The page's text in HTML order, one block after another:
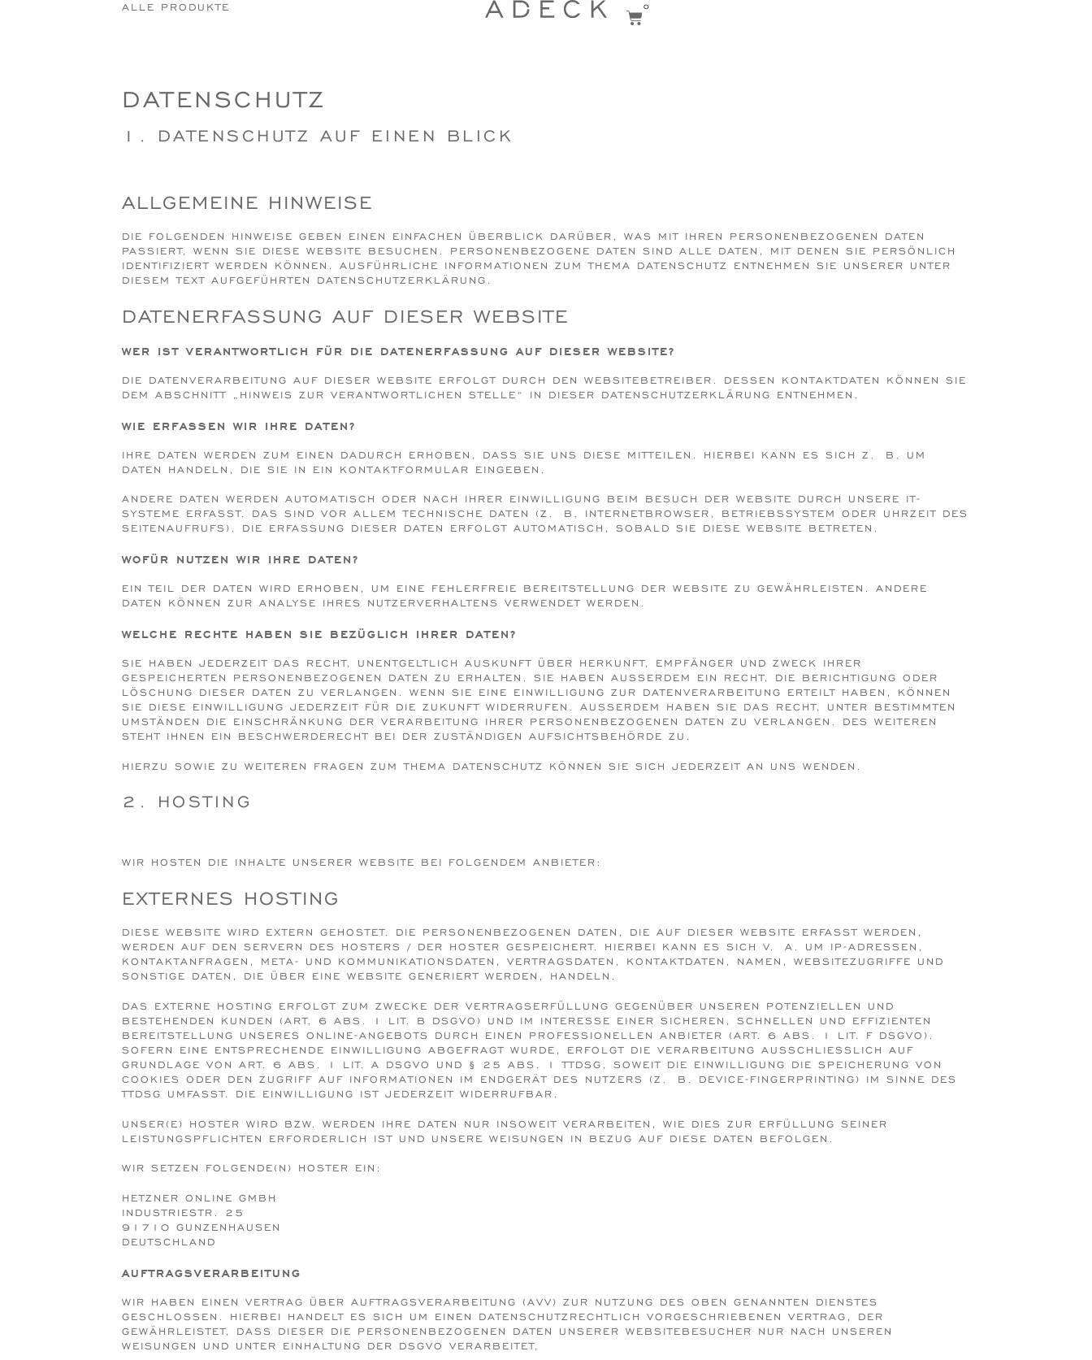
ALLE PRODUKTE 0
DATENSCHUTZ
1. DATENSCHUTZ AUF EINEN BLICK
ALLGEMEINE HINWEISE
DIE FOLGENDEN HINWEISE GEBEN EINEN EINFACHEN ÜBERBLICK DARÜBER, WAS MIT IHREN PERSONENBEZOGENEN DATEN
PASSIERT, WENN SIE DIESE WEBSITE BESUCHEN. PERSONENBEZOGENE DATEN SIND ALLE DATEN, MIT DENEN SIE PERSÖNLICH
IDENTIFIZIERT WERDEN KÖNNEN. AUSFÜHRLICHE INFORMATIONEN ZUM THEMA DATENSCHUTZ ENTNEHMEN SIE UNSERER UNTER
DIESEM TEXT AUFGEFÜHRTEN DATENSCHUTZERKLÄRUNG.
DATENERFASSUNG AUF DIESER WEBSITE
WER IST VERANTWORTLICH FÜR DIE DATENERFASSUNG AUF DIESER WEBSITE?
DIE DATENVERARBEITUNG AUF DIESER WEBSITE ERFOLGT DURCH DEN WEBSITEBETREIBER. DESSEN KONTAKTDATEN KÖNNEN SIE
DEM ABSCHNITT „HINWEIS ZUR VERANTWORTLICHEN STELLE“ IN DIESER DATENSCHUTZERKLÄRUNG ENTNEHMEN.
WIE ERFASSEN WIR IHRE DATEN?
IHRE DATEN WERDEN ZUM EINEN DADURCH ERHOBEN, DASS SIE UNS DIESE MITTEILEN. HIERBEI KANN ES SICH Z. B. UM
DATEN HANDELN, DIE SIE IN EIN KONTAKTFORMULAR EINGEBEN.
ANDERE DATEN WERDEN AUTOMATISCH ODER NACH IHRER EINWILLIGUNG BEIM BESUCH DER WEBSITE DURCH UNSERE IT-
SYSTEME ERFASST. DAS SIND VOR ALLEM TECHNISCHE DATEN (Z. B. INTERNETBROWSER, BETRIEBSSYSTEM ODER UHRZEIT DES
SEITENAUFRUFS). DIE ERFASSUNG DIESER DATEN ERFOLGT AUTOMATISCH, SOBALD SIE DIESE WEBSITE BETRETEN.
WOFÜR NUTZEN WIR IHRE DATEN?
EIN TEIL DER DATEN WIRD ERHOBEN, UM EINE FEHLERFREIE BEREITSTELLUNG DER WEBSITE ZU GEWÄHRLEISTEN. ANDERE
DATEN KÖNNEN ZUR ANALYSE IHRES NUTZERVERHALTENS VERWENDET WERDEN.
WELCHE RECHTE HABEN SIE BEZÜGLICH IHRER DATEN?
SIE HABEN JEDERZEIT DAS RECHT, UNENTGELTLICH AUSKUNFT ÜBER HERKUNFT, EMPFÄNGER UND ZWECK IHRER
GESPEICHERTEN PERSONENBEZOGENEN DATEN ZU ERHALTEN. SIE HABEN AUSSERDEM EIN RECHT, DIE BERICHTIGUNG ODER L
ÖSCHUNG DIESER DATEN ZU VERLANGEN. WENN SIE EINE EINWILLIGUNG ZUR DATENVERARBEITUNG ERTEILT HABEN, KÖNNEN S
IE DIESE EINWILLIGUNG JEDERZEIT FÜR DIE ZUKUNFT WIDERRUFEN. AUSSERDEM HABEN SIE DAS RECHT, UNTER BESTIMMTEN UM
STÄNDEN DIE EINSCHRÄNKUNG DER VERARBEITUNG IHRER PERSONENBEZOGENEN DATEN ZU VERLANGEN. DES WEITEREN ST
EHT IHNEN EIN BESCHWERDERECHT BEI DER ZUSTÄNDIGEN AUFSICHTSBEHÖRDE ZU.
HIERZU SOWIE ZU WEITEREN FRAGEN ZUM THEMA DATENSCHUTZ KÖNNEN SIE SICH JEDERZEIT AN UNS WENDEN.
2. HOSTING
WIR HOSTEN DIE INHALTE UNSERER WEBSITE BEI FOLGENDEM ANBIETER:
EXTERNES HOSTING
DIESE WEBSITE WIRD EXTERN GEHOSTET. DIE PERSONENBEZOGENEN DATEN, DIE AUF DIESER WEBSITE ERFASST WERDEN,
WERDEN AUF DEN SERVERN DES HOSTERS / DER HOSTER GESPEICHERT. HIERBEI KANN ES SICH V. A. UM IP-ADRESSEN,
KONTAKTANFRAGEN, META- UND KOMMUNIKATIONSDATEN, VERTRAGSDATEN, KONTAKTDATEN, NAMEN, WEBSITEZUGRIFFE UND
SONSTIGE DATEN, DIE ÜBER EINE WEBSITE GENERIERT WERDEN, HANDELN.
DAS EXTERNE HOSTING ERFOLGT ZUM ZWECKE DER VERTRAGSERFÜLLUNG GEGENÜBER UNSEREN POTENZIELLEN UND
BESTEHENDEN KUNDEN (ART. 6 ABS. 1 LIT. B DSGVO) UND IM INTERESSE EINER SICHEREN, SCHNELLEN UND EFFIZIENTEN
BEREITSTELLUNG UNSERES ONLINE-ANGEBOTS DURCH EINEN PROFESSIONELLEN ANBIETER (ART. 6 ABS. 1 LIT. F DSGVO).
SOFERN EINE ENTSPRECHENDE EINWILLIGUNG ABGEFRAGT WURDE, ERFOLGT DIE VERARBEITUNG AUSSCHLIESSLICH AUF G
RUNDLAGE VON ART. 6 ABS. 1 LIT. A DSGVO UND § 25 ABS. 1 TTDSG, SOWEIT DIE EINWILLIGUNG DIE SPEICHERUNG VON C
OOKIES ODER DEN ZUGRIFF AUF INFORMATIONEN IM ENDGERÄT DES NUTZERS (Z. B. DEVICE-FINGERPRINTING) IM SINNE DES T
TDSG UMFASST. DIE EINWILLIGUNG IST JEDERZEIT WIDERRUFBAR.
UNSER(E) HOSTER WIRD BZW. WERDEN IHRE DATEN NUR INSOWEIT VERARBEITEN, WIE DIES ZUR ERFÜLLUNG SEINER
LEISTUNGSPFLICHTEN ERFORDERLICH IST UND UNSERE WEISUNGEN IN BEZUG AUF DIESE DATEN BEFOLGEN.
WIR SETZEN FOLGENDE(N) HOSTER EIN:
HETZNER ONLINE GMBH
INDUSTRIESTR. 25
91710 GUNZENHAUSEN
DEUTSCHLAND
AUFTRAGSVERARBEITUNG
WIR HABEN EINEN VERTRAG ÜBER AUFTRAGSVERARBEITUNG (AVV) ZUR NUTZUNG DES OBEN GENANNTEN DIENSTES
GESCHLOSSEN. HIERBEI HANDELT ES SICH UM EINEN DATENSCHUTZRECHTLICH VORGESCHRIEBENEN VERTRAG, DER
GEWÄHRLEISTET, DASS DIESER DIE PERSONENBEZOGENEN DATEN UNSERER WEBSITEBESUCHER NUR NACH UNSEREN
WEISUNGEN UND UNTER EINHALTUNG DER DSGVO VERARBEITET.